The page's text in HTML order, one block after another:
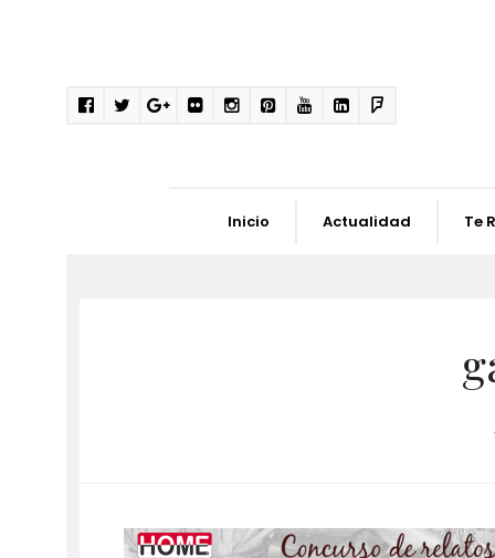
Inicio Actualidad Te